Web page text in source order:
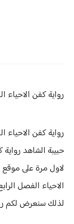
رواية كفن الاحياء
حبيبة الشاهد رواية
لاول مرة على
الاحياء الفصل الرابع
لذلك سنعرض لكم